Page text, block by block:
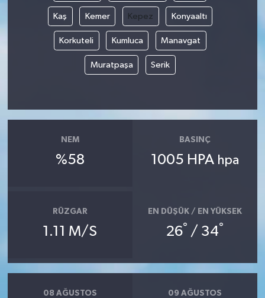
Kaş Kemer Kepez Konyaaltı
Korkuteli Kumluca Manavgat
Muratpaşa Serik
NEM
%58
BASINÇ
1005 HPA hpa
RÜZGAR
1.11 M/S
EN DÜŞÜK / EN YÜKSEK
26° / 34°
08 AĞUSTOS 09 AĞUSTOS